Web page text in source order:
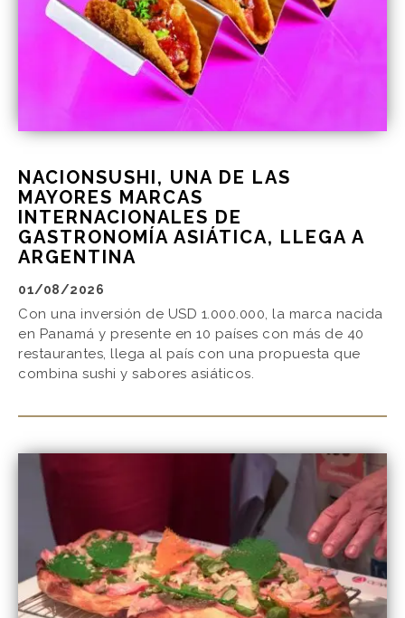
NACIONSUSHI, UNA DE LAS
MAYORES MARCAS
INTERNACIONALES DE
GASTRONOMÍA ASIÁTICA, LLEGA A
ARGENTINA
01/08/2026
Con una inversión de USD 1.000.000, la marca nacida
en Panamá y presente en 10 países con más de 40
restaurantes, llega al país con una propuesta que
combina sushi y sabores asiáticos.